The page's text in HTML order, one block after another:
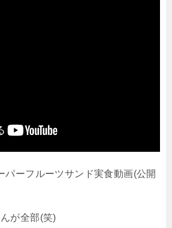
パーフルーツサンド実食動画(公開
が全部(笑)